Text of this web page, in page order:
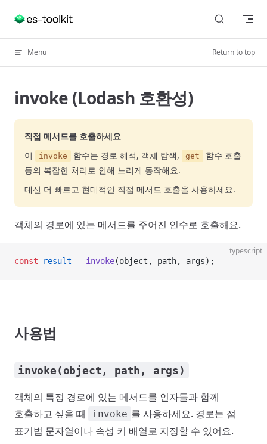
Skip to content
Menu Return to top
invoke (Lodash 호환성)
직접 메서드를 호출하세요
이
invoke 함수는 경로 해석, 객체 탐색, get
함수 호출
등의 복잡한 처리로 인해 느리게 동작해요.
대신 더 빠르고 현대적인 직접 메서드 호출을 사용하세요.
객체의 경로에 있는 메서드를 주어진 인수로 호출해요.
typescript
const result = invoke(object, path, args);
사용법
invoke(object, path, args)
객체의 특정 경로에 있는 메서드를 인자들과 함께
호출하고 싶을 때
invoke 를 사용하세요. 경로는 점
표기법 문자열이나 속성 키 배열로 지정할 수 있어요.